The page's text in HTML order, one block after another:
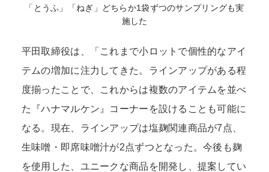
「とうふ」「ねぎ」どちらか1袋ずつのサンプリングも実
施した
平田取締役は、「これまで小ロットで個性的なアイ
テムの増加に注力してきた。ラインアップがある程
度揃ったことで、これからは複数のアイテムを並べ
た『ハナマルケン』コーナーを設けることも可能に
なる。現在、ラインアップは塩麹関連商品が7点、
生味噌・即席味噌汁が2点ずつとなった。今後も麹
を使用した、ユニークな商品を開発し、提案してい